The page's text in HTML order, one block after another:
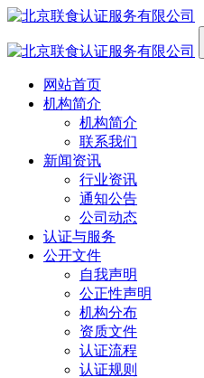
网站首页
机构简介
机构简介
联系我们
新闻资讯
行业资讯
通知公告
公司动态
认证与服务
公开文件
自我声明
公正性声明
机构分布
资质文件
认证流程
认证规则